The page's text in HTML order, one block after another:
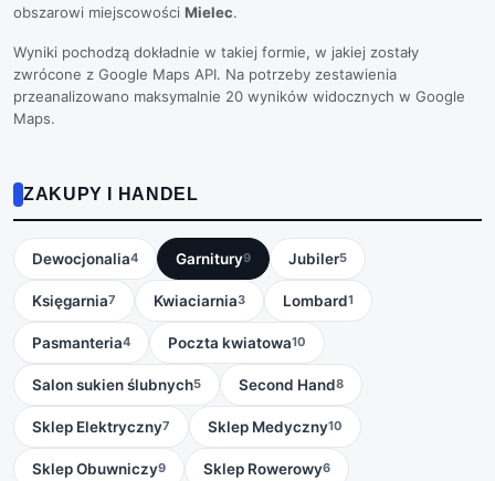
obszarowi miejscowości Mielec.
Wyniki pochodzą dokładnie w takiej formie, w jakiej zostały
zwrócone z Google Maps API. Na potrzeby zestawienia
przeanalizowano maksymalnie 20 wyników widocznych w Google
Maps.
ZAKUPY I HANDEL
Dewocjonalia4 Garnitury9 Jubiler5
Księgarnia7 Kwiaciarnia3 Lombard1
Pasmanteria4 Poczta kwiatowa10
Salon sukien ślubnych5 Second Hand8
Sklep Elektryczny7 Sklep Medyczny10
Sklep Obuwniczy9 Sklep Rowerowy6